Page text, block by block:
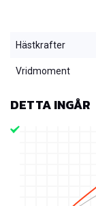
Hästkrafter
Vridmoment
DETTA INGÅR